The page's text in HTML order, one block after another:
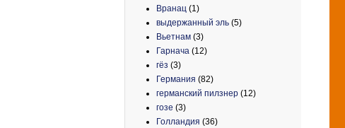
Вранац (1)
выдержанный эль (5)
Вьетнам (3)
Гарнача (12)
гёз (3)
Германия (82)
германский пилзнер (12)
гозе (3)
Голландия (36)